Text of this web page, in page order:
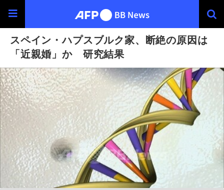
スペイン・ハプスブルク家、断絶の原因は
「近親婚」か 研究結果